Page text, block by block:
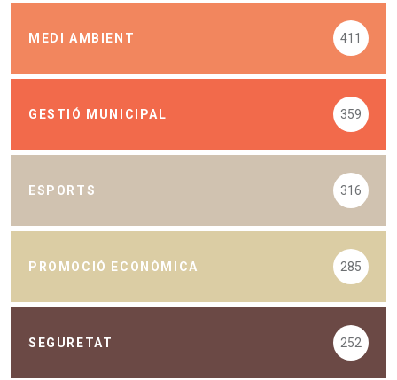
MEDI AMBIENT 411
GESTIÓ MUNICIPAL 359
ESPORTS 316
PROMOCIÓ ECONÒMICA 285
SEGURETAT 252